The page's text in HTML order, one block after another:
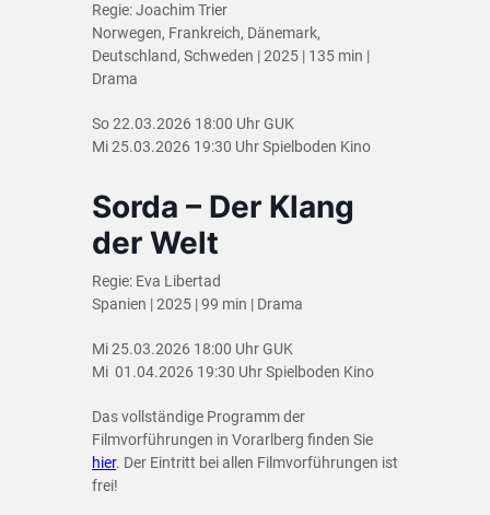
Regie: Joachim Trier
Norwegen, Frankreich, Dänemark,
Deutschland, Schweden | 2025 | 135 min |
Drama
So 22.03.2026 18:00 Uhr GUK
Mi 25.03.2026 19:30 Uhr Spielboden Kino
Sorda – Der Klang
der Welt
Regie: Eva Libertad
Spanien | 2025 | 99 min | Drama
Mi 25.03.2026 18:00 Uhr GUK
Mi 01.04.2026 19:30 Uhr Spielboden Kino
Das vollständige Programm der
Filmvorführungen in Vorarlberg finden Sie
hier. Der Eintritt bei allen Filmvorführungen ist
frei!